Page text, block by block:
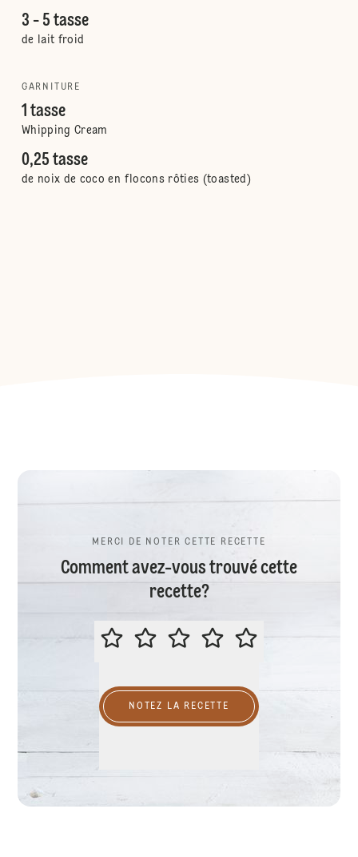
3 - 5 tasse
de lait froid
GARNITURE
1 tasse
Whipping Cream
0,25 tasse
de noix de coco en flocons rôties (toasted)
MERCI DE NOTER CETTE RECETTE
Comment avez-vous trouvé cette
recette?
MERCI DE NOTER CETTE RECETTE
NOTEZ LA RECETTE